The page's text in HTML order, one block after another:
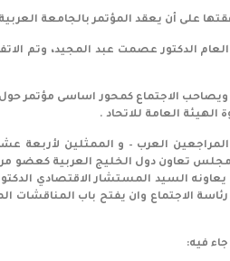
الدكتور عصمت عبد المجيد، وتم
ويصاحب الاجتماع كمحور اساسى مؤتمر
العامة للاتحاد .
للمحاسبين و المراجعين العرب – و الممثلين
مجلس تعاون دول الخليج العربية كعضو
السيد المستشار الاقتصادي
الاجتماع وان يفتح باب المناقشات
فيه: